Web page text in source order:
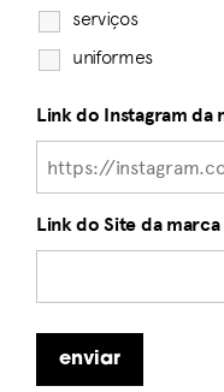
serviços
uniformes
Link do Instagram da
Link do Site da marca